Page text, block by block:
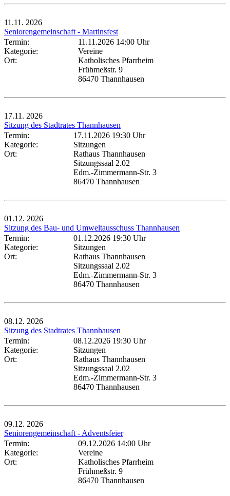
11.11. 2026
Seniorengemeinschaft - Martinsfest
Termin:
11.11.2026 14:00 Uhr
Kategorie:
Vereine
Ort:
Katholisches Pfarrheim
Frühmeßstr. 9
86470 Thannhausen
17.11. 2026
Sitzung des Stadtrates Thannhausen
Termin:
17.11.2026 19:30 Uhr
Kategorie:
Sitzungen
Ort:
Rathaus Thannhausen
Sitzungssaal 2.02
Edm.-Zimmermann-Str. 3
86470 Thannhausen
01.12. 2026
Sitzung des Bau- und Umweltausschuss Thannhausen
Termin:
01.12.2026 19:30 Uhr
Kategorie:
Sitzungen
Ort:
Rathaus Thannhausen
Sitzungssaal 2.02
Edm.-Zimmermann-Str. 3
86470 Thannhausen
08.12. 2026
Sitzung des Stadtrates Thannhausen
Termin:
08.12.2026 19:30 Uhr
Kategorie:
Sitzungen
Ort:
Rathaus Thannhausen
Sitzungssaal 2.02
Edm.-Zimmermann-Str. 3
86470 Thannhausen
09.12. 2026
Seniorengemeinschaft - Adventsfeier
Termin:
09.12.2026 14:00 Uhr
Kategorie:
Vereine
Ort:
Katholisches Pfarrheim
Frühmeßstr. 9
86470 Thannhausen